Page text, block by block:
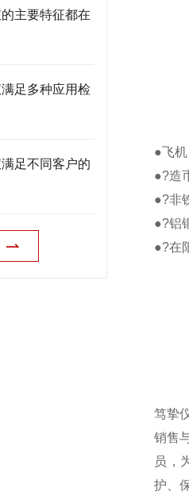
主要特征都在
足多种应用检
足不同客户的
●飞机
●?造
●?非
●?铝
●?在
笃挚
销售
员，
护、